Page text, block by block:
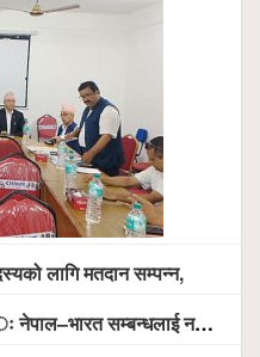
लागि मतदान सम्पन्न,
नयाँ उचाइमा पु¥याउने साझा प्रतिबद्धता